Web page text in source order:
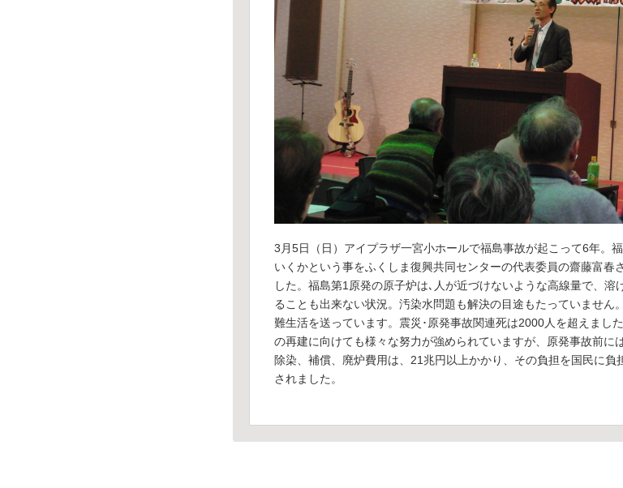
3月5日（日）アイプラザ一宮小ホールで福島事故が起こって6年。
いくかという事をふくしま復興共同センターの代表委員の齋藤富春
した。福島第1原発の原子炉は､人が近づけないような高線量で、溶
ることも出来ない状況。汚染水問題も解決の目途もたっていません
難生活を送っています。震災･原発事故関連死は2000人を超えまし
の再建に向けても様々な努力が強められていますが、原発事故前に
除染、補償、廃炉費用は、21兆円以上かかり、その負担を国民に
されました。